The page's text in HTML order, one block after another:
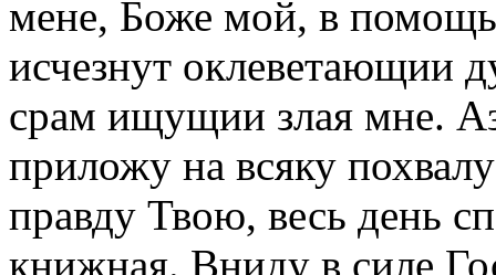
мене, Боже мой, в
исчезнут оклеветающии
срам ищущии злая мне.
приложу на всяку
правду Твою, весь день
книжная. Вниду в силе